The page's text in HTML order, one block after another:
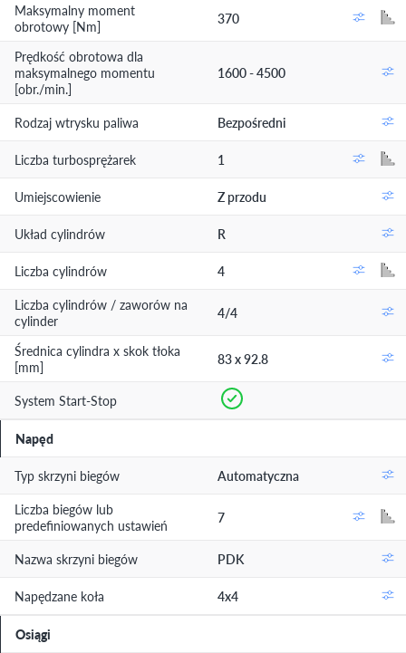
Maksymalny moment
obrotowy [Nm]
370
Prędkość obrotowa dla
maksymalnego momentu
[obr./min.]
1600 - 4500
Rodzaj wtrysku paliwa Bezpośredni
Liczba turbosprężarek 1
Umiejscowienie Z przodu
Układ cylindrów R
Liczba cylindrów
4
Liczba cylindrów / zaworów na
cylinder
4/4
Średnica cylindra x skok tłoka
[mm]
83 x 92.8
System Start-Stop
Napęd
Typ skrzyni biegów
Automatyczna
Liczba biegów lub
predefiniowanych ustawień
7
Nazwa skrzyni biegów PDK
Napędzane koła 4x4
Osiągi